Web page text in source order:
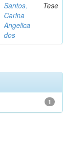
Santos,
Carina
Angelica
dos
Tese
1